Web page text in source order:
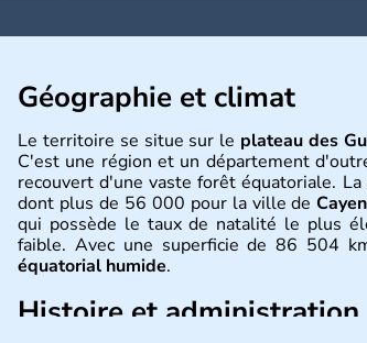
Géographie et climat
Le territoire se situe sur le plateau des
C'est une région et un département
recouvert d'une vaste forêt équatoriale.
dont plus de 56 000 pour la ville de
qui possède le taux de natalité le plus
faible. Avec une superficie de 86 504
équatorial humide.
Histoire et administration